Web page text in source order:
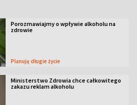
Porozmawiajmy o wpływie alkoholu na
zdrowie
Planuję długie życie
Ministerstwo Zdrowia chce całkowitego
zakazu reklam alkoholu